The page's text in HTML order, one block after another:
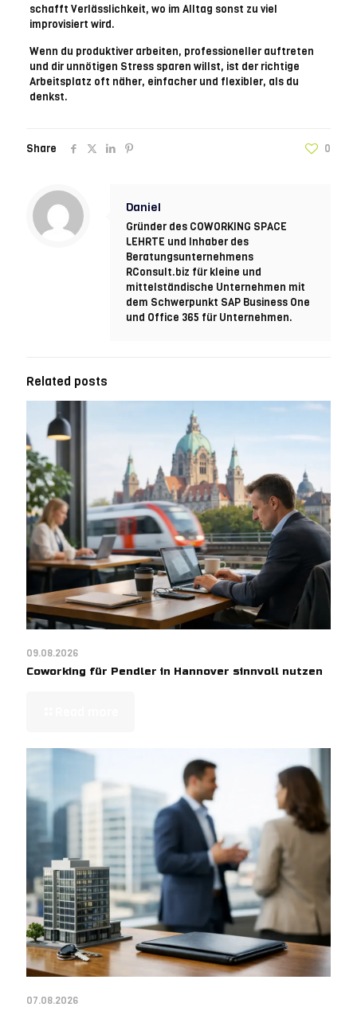
schafft Verlässlichkeit, wo im Alltag sonst zu viel
improvisiert wird.
Wenn du produktiver arbeiten, professioneller auftreten
und dir unnötigen Stress sparen willst, ist der richtige
Arbeitsplatz oft näher, einfacher und flexibler, als du
denkst.
Share 0
Daniel
Gründer des COWORKING SPACE
LEHRTE und Inhaber des
Beratungsunternehmens
RConsult.biz für kleine und
mittelständische Unternehmen mit
dem Schwerpunkt SAP Business One
und Office 365 für Unternehmen.
Related posts
09.08.2026
Coworking für Pendler in Hannover sinnvoll nutzen
07.08.2026